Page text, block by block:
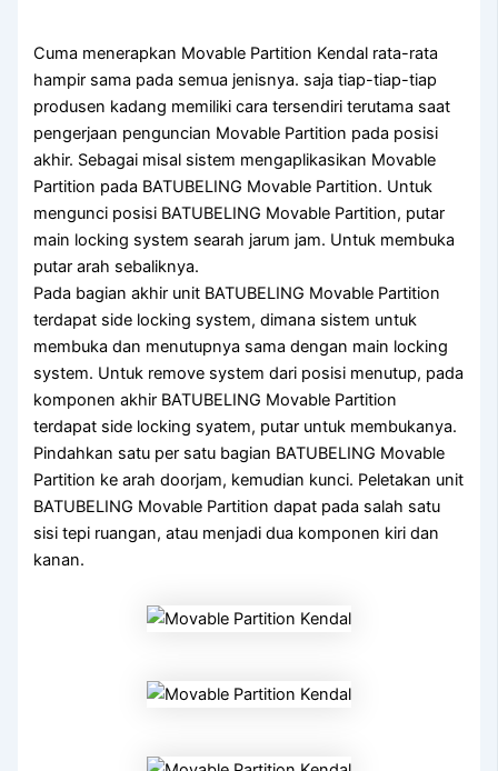
Cuma menerapkan Movable Partition Kendal rata-rata
hampir sama pada semua jenisnya. saja tiap-tiap-tiap
produsen kadang memiliki cara tersendiri terutama saat
pengerjaan penguncian Movable Partition pada posisi
akhir. Sebagai misal sistem mengaplikasikan Movable
Partition pada BATUBELING Movable Partition. Untuk
mengunci posisi BATUBELING Movable Partition, putar
main locking system searah jarum jam. Untuk membuka
putar arah sebaliknya.
Pada bagian akhir unit BATUBELING Movable Partition
terdapat side locking system, dimana sistem untuk
membuka dan menutupnya sama dengan main locking
system. Untuk remove system dari posisi menutup, pada
komponen akhir BATUBELING Movable Partition
terdapat side locking syatem, putar untuk membukanya.
Pindahkan satu per satu bagian BATUBELING Movable
Partition ke arah doorjam, kemudian kunci. Peletakan unit
BATUBELING Movable Partition dapat pada salah satu
sisi tepi ruangan, atau menjadi dua komponen kiri dan
kanan.